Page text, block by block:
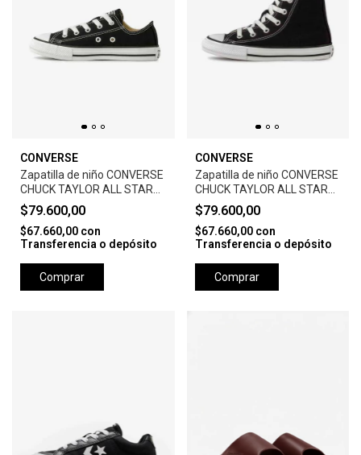
CONVERSE
Zapatilla de niño CONVERSE
CHUCK TAYLOR ALL STAR
CORE-BLACK
$79.600,00
$67.660,00 con
Transferencia o depósito
Comprar
CONVERSE
Zapatilla de niño CONVERSE
CHUCK TAYLOR ALL STAR
CORE HI -BLACK/WHITE
$79.600,00
$67.660,00 con
Transferencia o depósito
Comprar